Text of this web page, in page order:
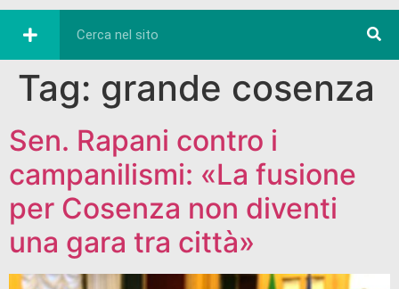
Tag: grande cosenza
Sen. Rapani contro i
campanilismi: «La fusione
per Cosenza non diventi
una gara tra città»